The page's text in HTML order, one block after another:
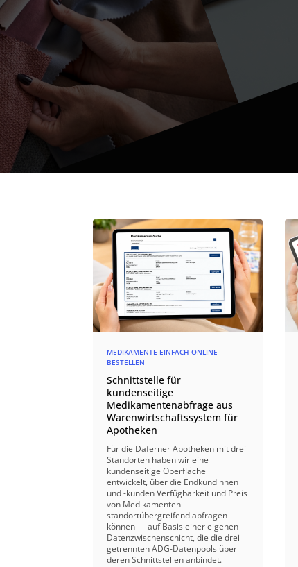
MEDIKAMENTE EINFACH ONLINE
BESTELLEN
Schnittstelle für
kundenseitige
Medikamentenabfrage aus
Warenwirtschaftssystem für
Apotheken
Für die Daferner Apotheken mit drei
Standorten haben wir eine
kundenseitige Oberfläche
entwickelt, über die Endkundinnen
und -kunden Verfügbarkeit und Preis
von Medikamenten
standortübergreifend abfragen
können — auf Basis einer eigenen
Datenzwischenschicht, die die drei
getrennten ADG-Datenpools über
deren Schnittstellen anbindet.